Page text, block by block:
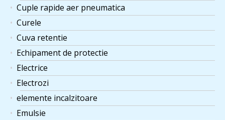
Cuple rapide aer pneumatica
Curele
Cuva retentie
Echipament de protectie
Electrice
Electrozi
elemente incalzitoare
Emulsie